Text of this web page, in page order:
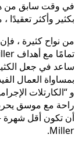
بكثير وأكثر
ساعد في جعل
بمساواة العمال
راحة مع موسق يحرص
Miller.